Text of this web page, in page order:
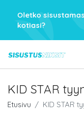
Oletko
kotiasi?
KID STAR
Etusivu KID STAR